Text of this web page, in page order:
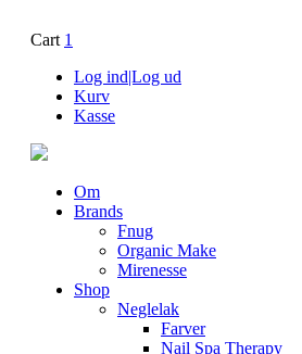
Cart 1
Log ind|Log ud
Kurv
Kasse
Om
Brands
Fnug
Organic Make
Mirenesse
Shop
Neglelak
Farver
Nail Spa Therapy